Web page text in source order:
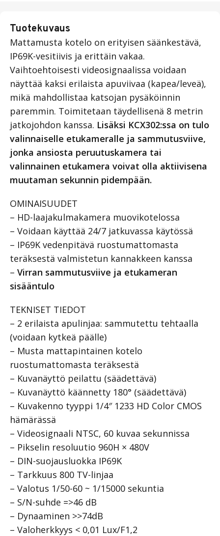
Tuotekuvaus
Mattamusta kotelo on erityisen säänkestävä,
IP69K-vesitiivis ja erittäin vakaa.
Vaihtoehtoisesti videosignaalissa voidaan
näyttää kaksi erilaista apuviivaa (kapea/leveä),
mikä mahdollistaa katsojan pysäköinnin
paremmin. Toimitetaan täydellisenä 8 metrin
jatkojohdon kanssa. Lisäksi KCX302:ssa on tulo
valinnaiselle etukameralle ja sammutusviive,
jonka ansiosta peruutuskamera tai
valinnainen etukamera voivat olla aktiivisena
muutaman sekunnin pidempään.
OMINAISUUDET
– HD-laajakulmakamera muovikotelossa
– Voidaan käyttää 24/7 jatkuvassa käytössä
– IP69K vedenpitävä ruostumattomasta
teräksestä valmistetun kannakkeen kanssa
– Virran sammutusviive ja etukameran
sisääntulo
TEKNISET TIEDOT
– 2 erilaista apulinjaa: sammutettu tehtaalla
(voidaan kytkeä päälle)
– Musta mattapintainen kotelo
ruostumattomasta teräksestä
– Kuvanäyttö peilattu (säädettävä)
– Kuvanäyttö käännetty 180° (säädettävä)
– Kuvakenno tyyppi 1/4″ 1233 HD Color CMOS
hämärässä
– Videosignaali NTSC, 60 kuvaa sekunnissa
– Pikselin resoluutio 960H × 480V
– DIN-suojausluokka IP69K
– Tarkkuus 800 TV-linjaa
– Valotus 1/50-60 ~ 1/15000 sekuntia
– S/N-suhde =>46 dB
– Dynaaminen >>74dB
– Valoherkkyys < 0,01 Lux/F1,2